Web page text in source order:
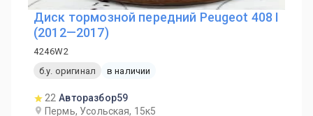
Диск тормозной передний Peugeot 408 I
(2012—2017)
4246W2
б.у. оригинал
в наличии
22 Авторазбор59
Пермь, Усольская, 15к5